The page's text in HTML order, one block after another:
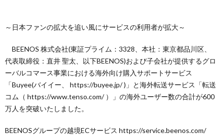
～日本ファンの拡大を追い風にサービスの利用者が拡大～
BEENOS 株式会社(東証プライム：3328、本社：東京都品川区、
代表取締役：直井 聖太、以下BEENOS)および子会社が提供するグロ
ーバルコマース事業における海外向け購入サポートサービス
「Buyee(バイイー、 https://buyee.jp/ )」と海外転送サービス「転送
コム（ https://www.tenso.com/ ）」の海外ユーザー数の合計が600
万人を突破いたしました。
BEENOSグループの越境ECサービス https://service.beenos.com/